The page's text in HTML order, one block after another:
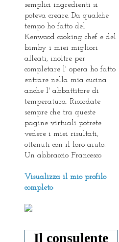
semplici ingredienti si
poteva creare. Da qualche
tempo ho fatto del
Kenwood cooking chef e del
bimby i miei migliori
alleati, inoltre per
completare l' opera ho fatto
entrare nella mia cucina
anche l' abbattitore di
temperatura. Ricordate
sempre che tra queste
pagine virtuali potrete
vedere i miei risultati,
ottenuti con il loro aiuto.
Un abbraccio Francesco
Visualizza il mio profilo
completo
Il consulente